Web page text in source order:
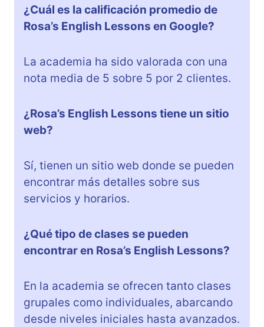
¿Cuál es la calificación promedio de
Rosa’s English Lessons en Google?
La academia ha sido valorada con una
nota media de 5 sobre 5 por 2 clientes.
¿Rosa’s English Lessons tiene un sitio
web?
Sí, tienen un sitio web donde se pueden
encontrar más detalles sobre sus
servicios y horarios.
¿Qué tipo de clases se pueden
encontrar en Rosa’s English Lessons?
En la academia se ofrecen tanto clases
grupales como individuales, abarcando
desde niveles iniciales hasta avanzados.